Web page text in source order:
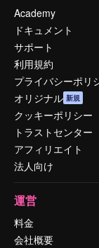
Academy
ドキュメント
サポート
利用規約
プライバシーポリ
オリジナル 新規
クッキーポリシー
トラストセンター
アフィリエイト
法人向け
運営
料金
会社概要